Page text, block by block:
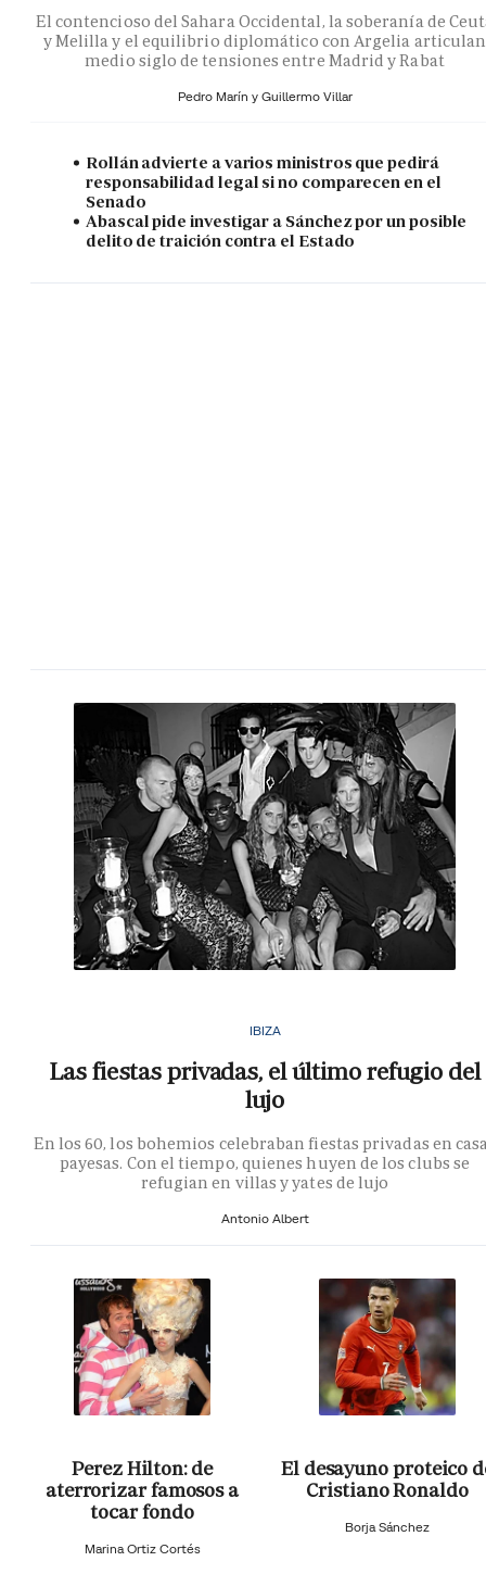
El contencioso del Sahara Occidental, la soberanía de
y Melilla y el equilibrio diplomático con Argelia articulan
medio siglo de tensiones entre Madrid y Rabat
Pedro Marín y Guillermo Villar
Rollán advierte a varios ministros que pedirá
responsabilidad legal si no comparecen en el
Senado
Abascal pide investigar a Sánchez por un posible
delito de traición contra el Estado
IBIZA
Las fiestas privadas, el último refugio del
lujo
En los 60, los bohemios celebraban fiestas privadas en
payesas. Con el tiempo, quienes huyen de los clubs se
refugian en villas y yates de lujo
Antonio Albert
Perez Hilton: de
aterrorizar famosos a
tocar fondo
Marina Ortiz Cortés
El desayuno proteico
Cristiano Ronaldo
Borja Sánchez